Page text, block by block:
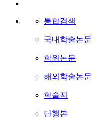
통합검색
국내학술논문
학위논문
해외학술논문
학술지
단행본